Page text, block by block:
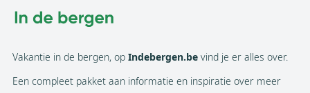
Vakantie in de bergen, op Indebergen.be vind je er alles over.
Een compleet pakket aan informatie en inspiratie over meer